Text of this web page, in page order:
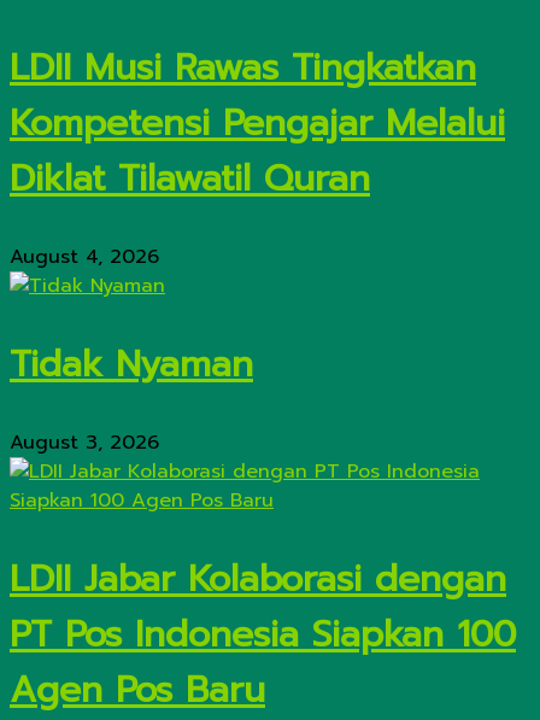
LDII Musi Rawas Tingkatkan
Kompetensi Pengajar Melalui
Diklat Tilawatil Quran
August 4, 2026
Tidak Nyaman
August 3, 2026
LDII Jabar Kolaborasi dengan
PT Pos Indonesia Siapkan 100
Agen Pos Baru